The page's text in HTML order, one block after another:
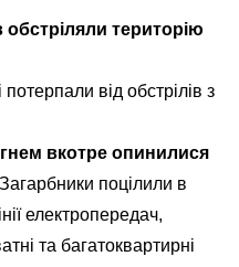
обстріляли територію
від обстрілів з
вкотре опинилися
Загарбники поцілили в
електропередач,
та багатоквартирні